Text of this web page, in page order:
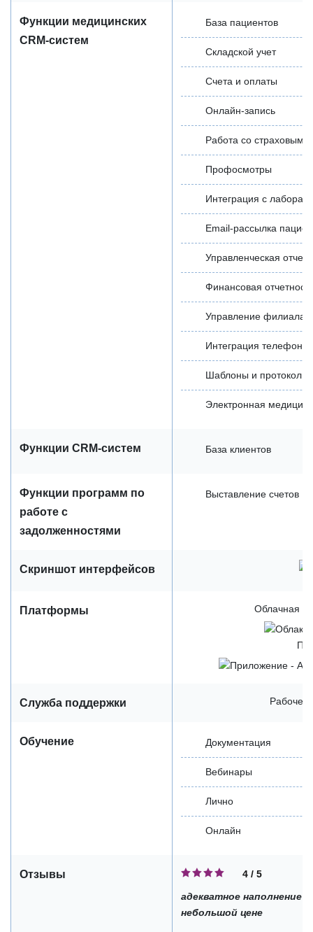
Функции медицинских
CRM-систем
База пациентов
Складской учет
Счета и оплаты
Онлайн-запись
Работа со
Профосмотры
Интеграция с
Email-рассылка
Управленческая
Финансовая
Управление
Интеграция телефонии
Шаблоны и протоколы
Электронная
Функции CRM-систем База клиентов
Функции программ по
работе с
задолженностями
Выставление счетов
Скриншот интерфейсов
Платформы Облачная /
Служба поддержки Рабочее
Обучение Документация
Вебинары
Лично
Онлайн
Отзывы
4 / 5
адекватное наполнение
небольшой цене